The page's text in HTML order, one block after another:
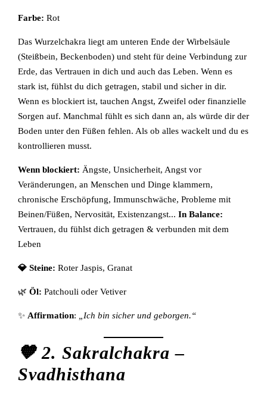
Farbe: Rot
Das Wurzelchakra liegt am unteren Ende der Wirbelsäule
(Steißbein, Beckenboden) und steht für deine Verbindung zur
Erde, das Vertrauen in dich und auch das Leben. Wenn es
stark ist, fühlst du dich getragen, stabil und sicher in dir.
Wenn es blockiert ist, tauchen Angst, Zweifel oder finanzielle
Sorgen auf. Manchmal fühlt es sich dann an, als würde dir der
Boden unter den Füßen fehlen. Als ob alles wackelt und du es
kontrollieren musst.
Wenn blockiert: Ängste, Unsicherheit, Angst vor
Veränderungen, an Menschen und Dinge klammern,
chronische Erschöpfung, Immunschwäche, Probleme mit
Beinen/Füßen, Nervosität, Existenzangst... In Balance:
Vertrauen, du fühlst dich getragen & verbunden mit dem
Leben
💎 Steine: Roter Jaspis, Granat
🌿 Öl: Patchouli oder Vetiver
✨ Affirmation: „Ich bin sicher und geborgen.“
🧡 2. Sakralchakra –
Svadhisthana